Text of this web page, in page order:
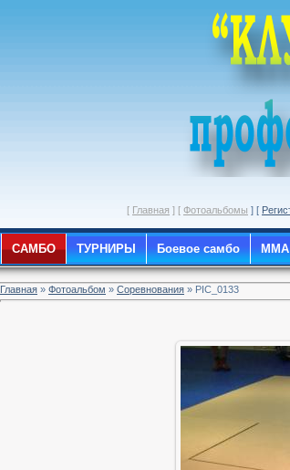
[ Главная ] [ Фотоальбомы ] [
САМБО ТУРНИРЫ Боевое самбо ММА
Главная » Фотоальбом » Соревнования » PIC_0133